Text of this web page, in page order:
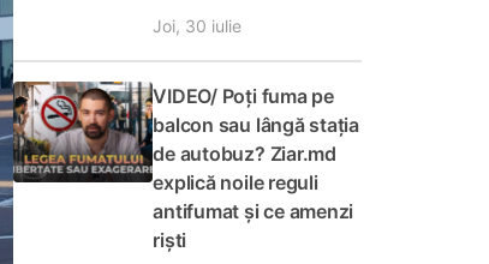
Joi, 30 iulie
VIDEO/ Poți fuma pe
balcon sau lângă stația
de autobuz? Ziar.md
explică noile reguli
antifumat și ce amenzi
riști